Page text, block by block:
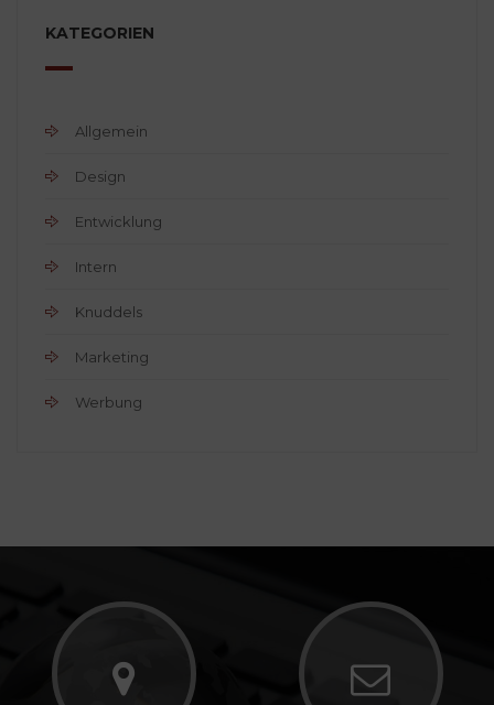
KATEGORIEN
Allgemein
Design
Entwicklung
Intern
Knuddels
Marketing
Werbung